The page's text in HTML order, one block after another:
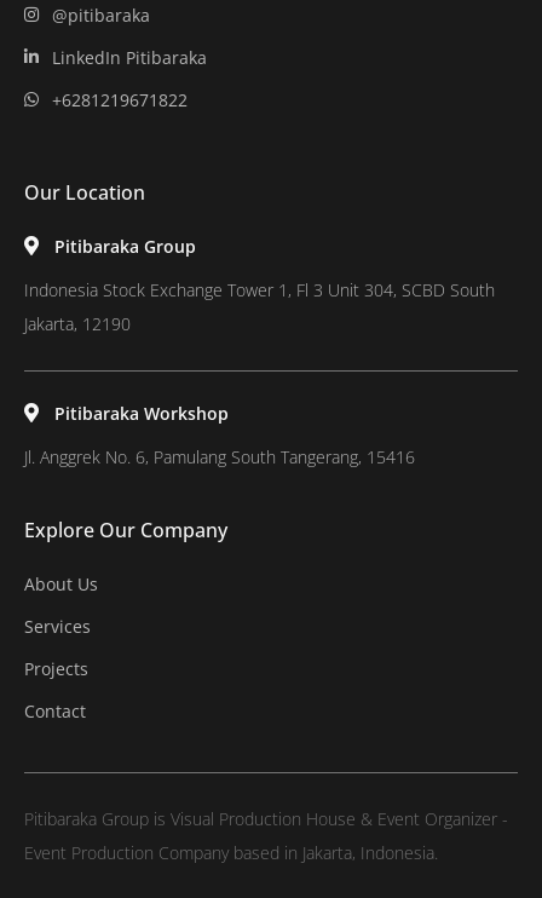
@pitibaraka
LinkedIn Pitibaraka
+6281219671822
Our Location
Pitibaraka Group
Indonesia Stock Exchange Tower 1, Fl 3 Unit 304, SCBD South
Jakarta, 12190
Pitibaraka Workshop
Jl. Anggrek No. 6, Pamulang South Tangerang, 15416
Explore Our Company
About Us
Services
Projects
Contact
Pitibaraka Group is Visual Production House & Event Organizer -
Event Production Company based in Jakarta, Indonesia.